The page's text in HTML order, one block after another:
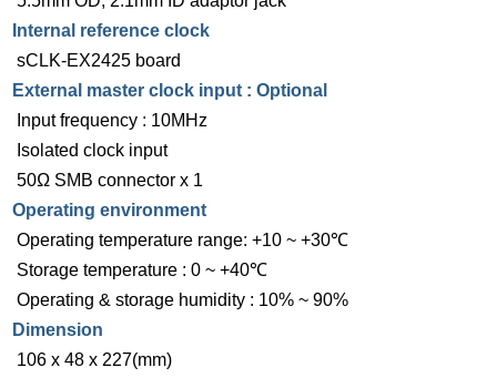
Internal reference clock
sCLK-EX2425 board
External master clock input : Optional
Input frequency : 10MHz
Isolated clock input
50Ω SMB connector x 1
Operating environment
Operating temperature range: +10 ~ +30℃
Storage temperature : 0 ~ +40℃
Operating & storage humidity : 10% ~ 90%
Dimension
106 x 48 x 227(mm)